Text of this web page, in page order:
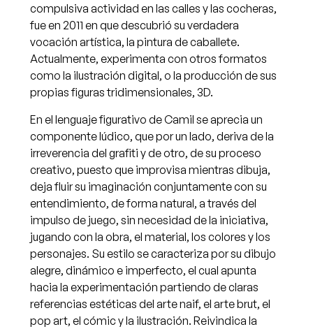
compulsiva actividad en las calles y las cocheras,
fue en 2011 en que descubrió su verdadera
vocación artística, la pintura de caballete.
Actualmente, experimenta con otros formatos
como la ilustración digital, o la producción de sus
propias figuras tridimensionales, 3D.
En el lenguaje figurativo de Camil se aprecia un
componente lúdico, que por un lado, deriva de la
irreverencia del grafiti y de otro, de su proceso
creativo, puesto que improvisa mientras dibuja,
deja fluir su imaginación conjuntamente con su
entendimiento, de forma natural, a través del
impulso de juego, sin necesidad de la iniciativa,
jugando con la obra, el material, los colores y los
personajes. Su estilo se caracteriza por su dibujo
alegre, dinámico e imperfecto, el cual apunta
hacia la experimentación partiendo de claras
referencias estéticas del arte naif, el arte brut, el
pop art, el cómic y la ilustración. Reivindica la